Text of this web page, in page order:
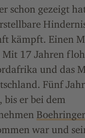
schon gezeigt
kämpft. Einen
Mit 17 Jahren
und das
Fünf
bis er bei dem
war und